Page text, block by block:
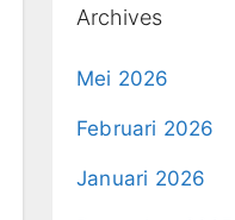
Archives
Mei 2026
Februari 2026
Januari 2026